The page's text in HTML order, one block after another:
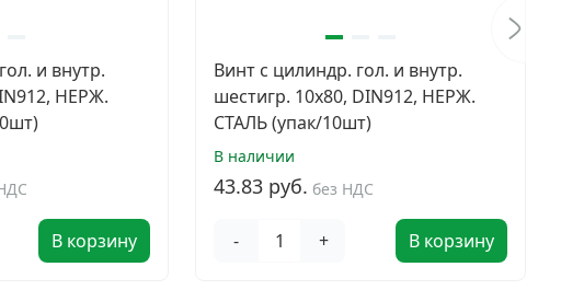
и внутр.
НЕРЖ.
В корзину
Винт с цилиндр. гол. и внутр.
шестигр. 10х80, DIN912, НЕРЖ.
СТАЛЬ (упак/10шт)
В наличии
43.83 руб. без НДС
- + В корзину